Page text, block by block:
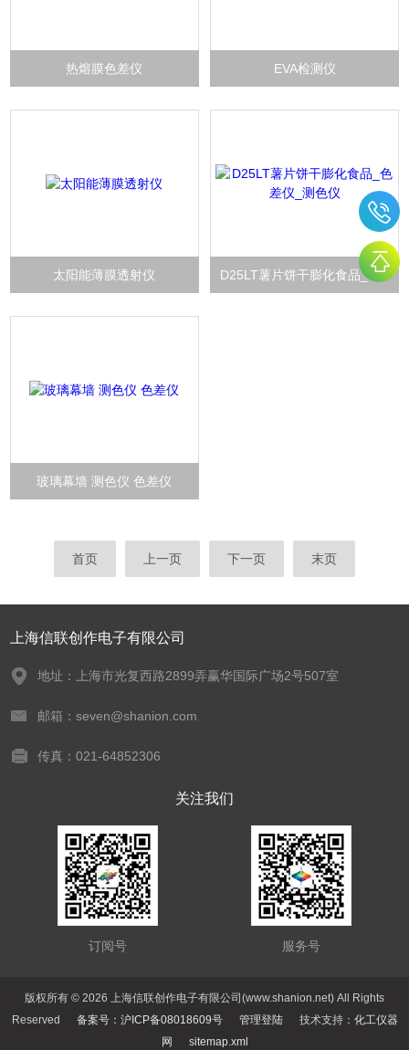
热熔膜色差仪 EVA检测仪
太阳能薄膜透射仪 D25LT薯片饼干膨化食品_色差仪_测色仪
玻璃幕墙 测色仪 色差仪
首页 上一页 下一页 末页
上海信联创作电子有限公司
地址：上海市光复西路2899弄赢华国际广场2号507室
邮箱：seven@shanion.com
传真：021-64852306
关注我们
订阅号 服务号
版权所有 © 2026 上海信联创作电子有限公司(www.shanion.net) All Rights
Reserved 备案号：沪ICP备08018609号 管理登陆技术支持： 化工仪器
网
sitemap.xml